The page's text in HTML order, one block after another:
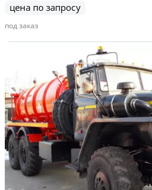
цена по запросу
под заказ